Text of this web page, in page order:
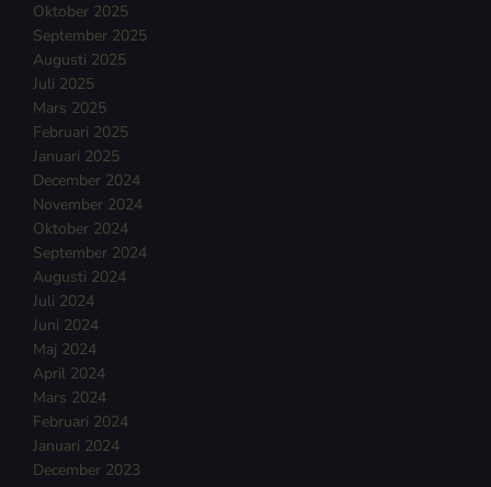
Oktober 2025
September 2025
Augusti 2025
Juli 2025
Mars 2025
Februari 2025
Januari 2025
December 2024
November 2024
Oktober 2024
September 2024
Augusti 2024
Juli 2024
Juni 2024
Maj 2024
April 2024
Mars 2024
Februari 2024
Januari 2024
December 2023